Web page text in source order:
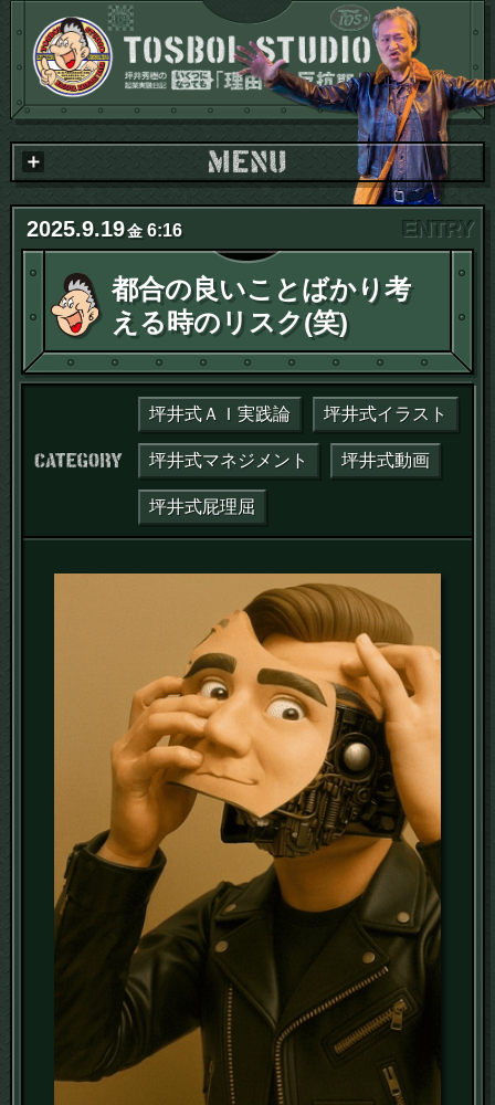
2025.9.19金6:16
都合の良いことばかり考
える時のリスク(笑)
カテゴリー：
坪井式ＡＩ実践論 坪井式イラスト
坪井式マネジメント 坪井式動画
坪井式屁理屈